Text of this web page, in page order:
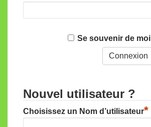
Se souvenir de moi
Nouvel utilisateur ?
Choisissez un Nom d’utilisateur*